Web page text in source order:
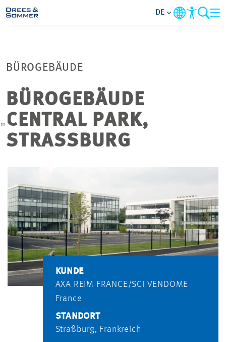
UNTERNEHMEN
IM FOKUS
PROJEKTE
KONTAKT
DE
BÜROGEBÄUDE
BÜROGEBÄUDE
CENTRAL PARK,
STRASSBURG
KUNDE
AXA REIM FRANCE/SCI VENDOME
France
STANDORT
Straßburg, Frankreich